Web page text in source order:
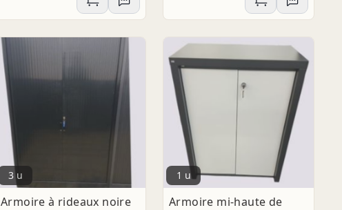
3 u
Armoire à rideaux noire
1 u
Armoire mi-haute de